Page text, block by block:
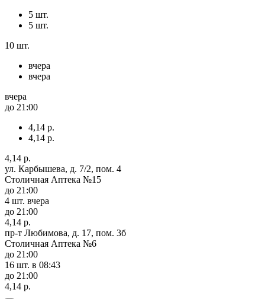
5 шт.
5 шт.
10 шт.
вчера
вчера
вчера
до 21:00
4,14 р.
4,14 р.
4,14 р.
ул. Карбышева, д. 7/2, пом. 4
Столичная Аптека №15
до 21:00
4 шт. вчера
до 21:00
4,14 р.
пр-т Любимова, д. 17, пом. 3б
Столичная Аптека №6
до 21:00
16 шт. в 08:43
до 21:00
4,14 р.